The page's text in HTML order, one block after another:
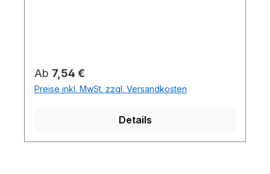
Regulärer Preis:
Ab 7,54 €
Preise inkl. MwSt. zzgl. Versandkosten
Details